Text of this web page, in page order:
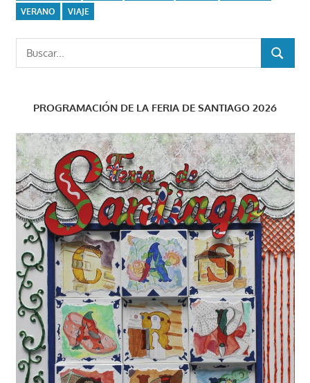
VERANO
VIAJE
Buscar:
BUSCAR
PROGRAMACIÓN DE LA FERIA DE SANTIAGO 2026